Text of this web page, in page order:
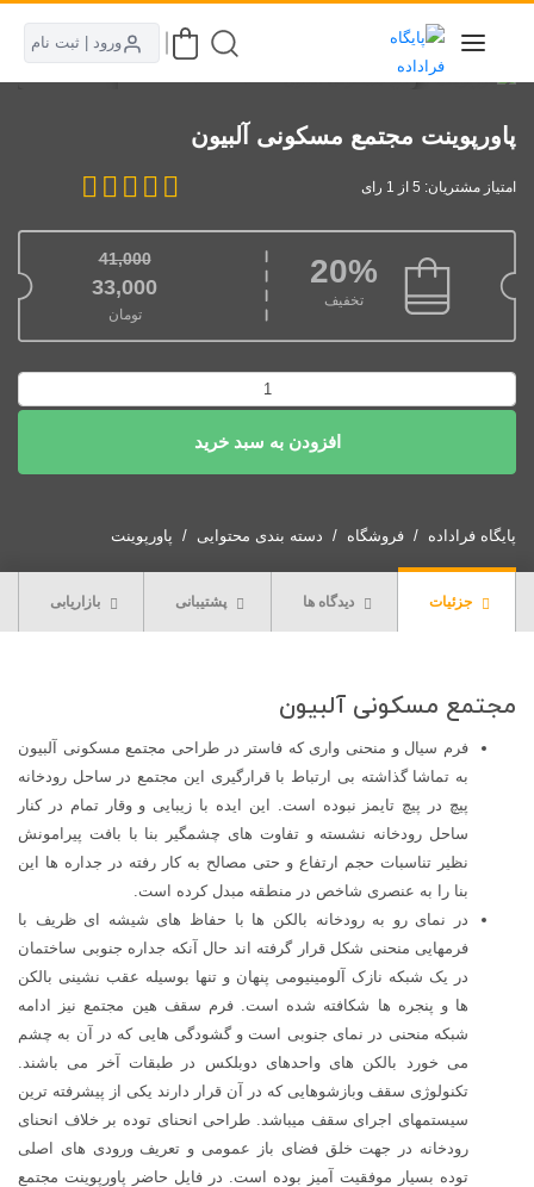
ورود | ثبت نام
پاورپوینت مجتمع مسکونی آلبیون
امتیاز مشتریان: 5 از 1 رای
20%
تخفیف
41,000
قیمت اصلی: 41,000تومان بود.
33,000
تومان
قیمت فعلی: 33,000تومان.
مجتمع
آلبیون
افزودن به سبد خرید
پایگاه فراداده فروشگاه دسته بندی محتوایی پاورپوینت
جزئیات دیدگاه ها پشتیبانی بازاریابی
مجتمع مسکونی آلبیون
فرم سیال و منحنی واری که فاستر در طراحی مجتمع مسکونی آلبیون
به تماشا گذاشته بی ارتباط با قرارگیری این مجتمع در ساحل رودخانه
پیچ در پیچ تایمز نبوده است. این ایده با زیبایی و وقار تمام در کنار
ساحل رودخانه نشسته و تفاوت های چشمگیر بنا با بافت پیرامونش
نظیر تناسبات حجم ارتفاع و حتی مصالح به کار رفته در جداره ها این
بنا را به عنصری شاخص در منطقه مبدل کرده است.
در نمای رو به رودخانه بالکن ها با حفاظ های شیشه ای ظریف با
فرمهایی منحنی شکل قرار گرفته اند حال آنکه جداره جنوبی ساختمان
در یک شبکه نازک آلومینیومی پنهان و تنها بوسیله عقب نشینی بالکن
ها و پنجره ها شکافته شده است. فرم سقف هین مجتمع نیز ادامه
شبکه منحنی در نمای جنوبی است و گشودگی هایی که در آن به چشم
می خورد بالکن های واحدهای دوبلکس در طبقات آخر می باشند.
تکنولوژی سقف وبازشوهایی که در آن قرار دارند یکی از پیشرفته ترین
سیستمهای اجرای سقف میباشد. طراحی انحنای توده بر خلاف انحنای
رودخانه در جهت خلق فضای باز عمومی و تعریف ورودی های اصلی
توده بسیار موفقیت آمیز بوده است. در فایل حاضر پاورپوینت مجتمع